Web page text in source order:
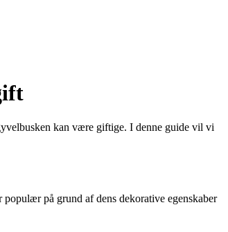
kan være giftige. I denne guide vil vi
på grund af dens dekorative egenskaber